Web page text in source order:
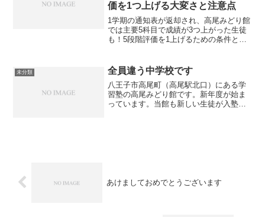
価を1つ上げる大変さと注意点
1学期の通知表が返却され、高尾みどり館
では主要5科目で成績が3つ上がった生徒
も！5段階評価を1上げるための条件と、
未分類 全員違う中学校です
八王子市高尾町（高尾駅北口）にある学
習塾の高尾みどり館です。新年度が始ま
っています。当館も新しい生徒が入塾し
あけましておめでとうございます